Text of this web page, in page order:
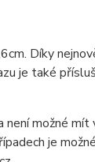
Díky
je také
možné mít
je